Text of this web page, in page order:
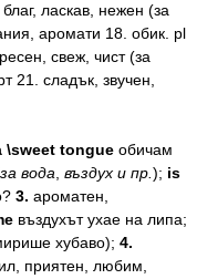
ласкав, нежен (за
аромати 18. обик. рl
свеж, чист (за
21. сладък, звучен,
\sweet tongue обичам
за вода въздух и пр. ); is
3. ароматен,
въздухътухае на липа;
хубаво); 4.
приятен, любим,